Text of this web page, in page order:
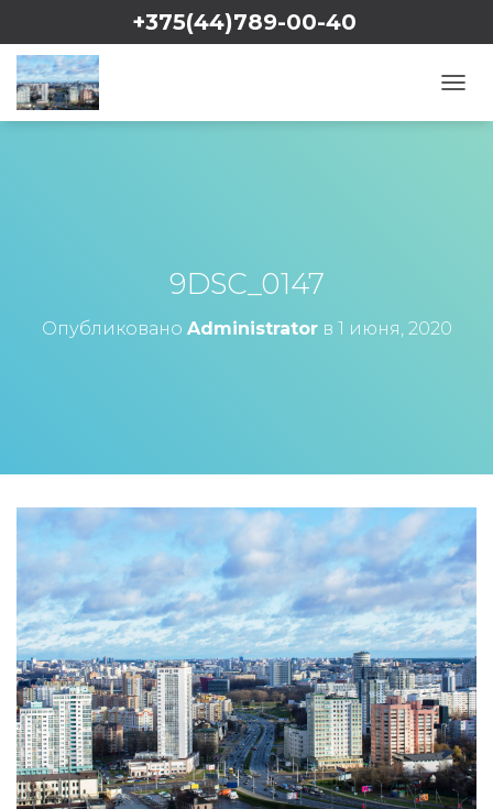
+375(44)789-00-40
Е
И
9DSC_0147
Опубликовано Administratorв 1 июня, 2020